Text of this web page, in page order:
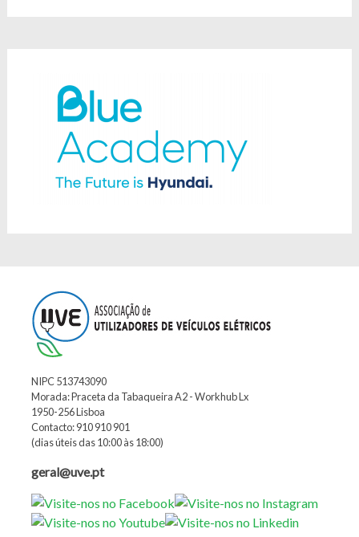
NIPC 513743090
Morada: Praceta da Tabaqueira A2 - Workhub Lx
1950-256 Lisboa
Contacto: 910 910 901
(dias úteis das 10:00 às 18:00)
geral@uve.pt